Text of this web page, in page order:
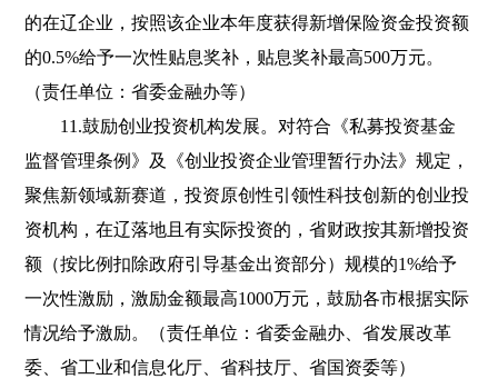
的在辽企业，按照该企业本年度获得新增保险资金投资额
的0.5%给予一次性贴息奖补，贴息奖补最高500万元。
（责任单位：省委金融办等）
11.鼓励创业投资机构发展。对符合《私募投资基金
监督管理条例》及《创业投资企业管理暂行办法》规定，
聚焦新领域新赛道，投资原创性引领性科技创新的创业投
资机构，在辽落地且有实际投资的，省财政按其新增投资
额（按比例扣除政府引导基金出资部分）规模的1%给予
一次性激励，激励金额最高1000万元，鼓励各市根据实际
情况给予激励。（责任单位：省委金融办、省发展改革
委、省工业和信息化厅、省科技厅、省国资委等）